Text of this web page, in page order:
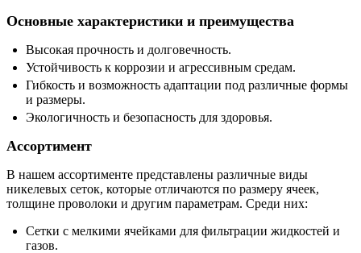
Основные характеристики и преимущества
Высокая прочность и долговечность.
Устойчивость к коррозии и агрессивным средам.
Гибкость и возможность адаптации под различные формы
и размеры.
Экологичность и безопасность для здоровья.
Ассортимент
В нашем ассортименте представлены различные виды
никелевых сеток, которые отличаются по размеру ячеек,
толщине проволоки и другим параметрам. Среди них:
Сетки с мелкими ячейками для фильтрации жидкостей и
газов.